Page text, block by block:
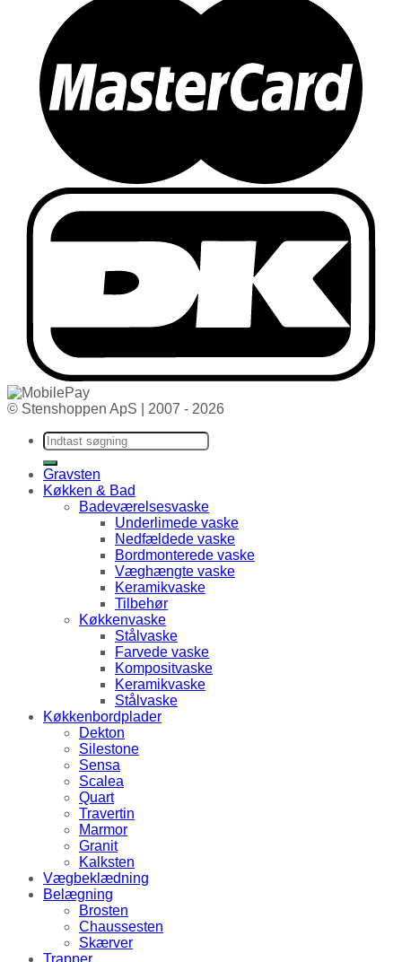
© Stenshoppen ApS | 2007 - 2026
Søg efter:
Gravsten
Køkken & Bad
Badeværelsesvaske
Underlimede vaske
Nedfældede vaske
Bordmonterede vaske
Væghængte vaske
Keramikvaske
Tilbehør
Køkkenvaske
Stålvaske
Farvede vaske
Kompositvaske
Keramikvaske
Stålvaske
Køkkenbordplader
Dekton
Silestone
Sensa
Scalea
Quart
Travertin
Marmor
Granit
Kalksten
Vægbeklædning
Belægning
Brosten
Chaussesten
Skærver